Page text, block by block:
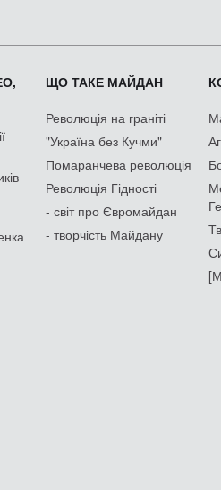
ЩО ТАКЕ МАЙДАН
Революція на граніті
"Україна без Кучми"
Помаранчева революція
Революція Гідності
- світ про Євромайдан
- творчість Майдану